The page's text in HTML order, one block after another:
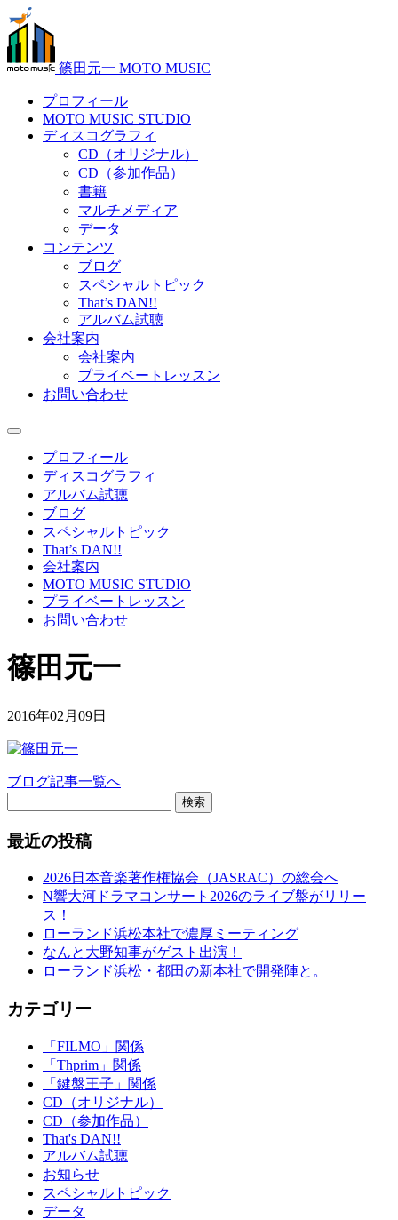
篠田元一 MOTO MUSIC
プロフィール
MOTO MUSIC STUDIO
ディスコグラフィ
CD（オリジナル）
CD（参加作品）
書籍
マルチメディア
データ
コンテンツ
ブログ
スペシャルトピック
That’s DAN!!
アルバム試聴
会社案内
会社案内
プライベートレッスン
お問い合わせ
プロフィール
ディスコグラフィ
アルバム試聴
ブログ
スペシャルトピック
That’s DAN!!
会社案内
MOTO MUSIC STUDIO
プライベートレッスン
お問い合わせ
篠田元一
2016年02月09日
ブログ記事一覧へ
検索
最近の投稿
2026日本音楽著作権協会（JASRAC）の総会へ
N響大河ドラマコンサート2026のライブ盤がリリー
ス！
ローランド浜松本社で濃厚ミーティング
なんと大野知事がゲスト出演！
ローランド浜松・都田の新本社で開発陣と。
カテゴリー
「FILMO」関係
「Thprim」関係
「鍵盤王子」関係
CD（オリジナル）
CD（参加作品）
That's DAN!!
アルバム試聴
お知らせ
スペシャルトピック
データ